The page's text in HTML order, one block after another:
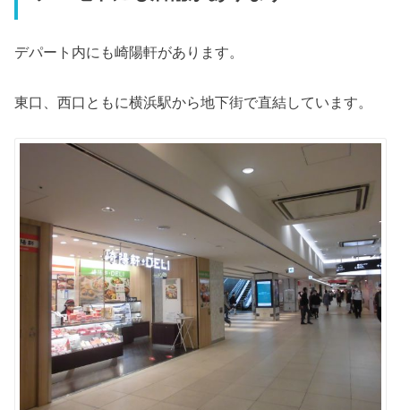
デパート内にも崎陽軒があります。
東口、西口ともに横浜駅から地下街で直結しています。